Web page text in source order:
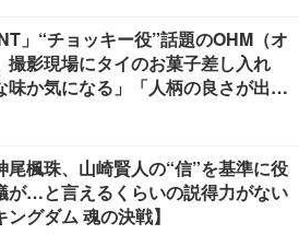
」“チョッキー役”話題のOHM（オ
撮影現場にタイのお菓子差し入れ
味か気になる」「人柄の良さが出て
尾楓珠、山崎賢人の“信”を基準に役
が…と言えるくらいの説得力がない
ングダム 魂の決戦】